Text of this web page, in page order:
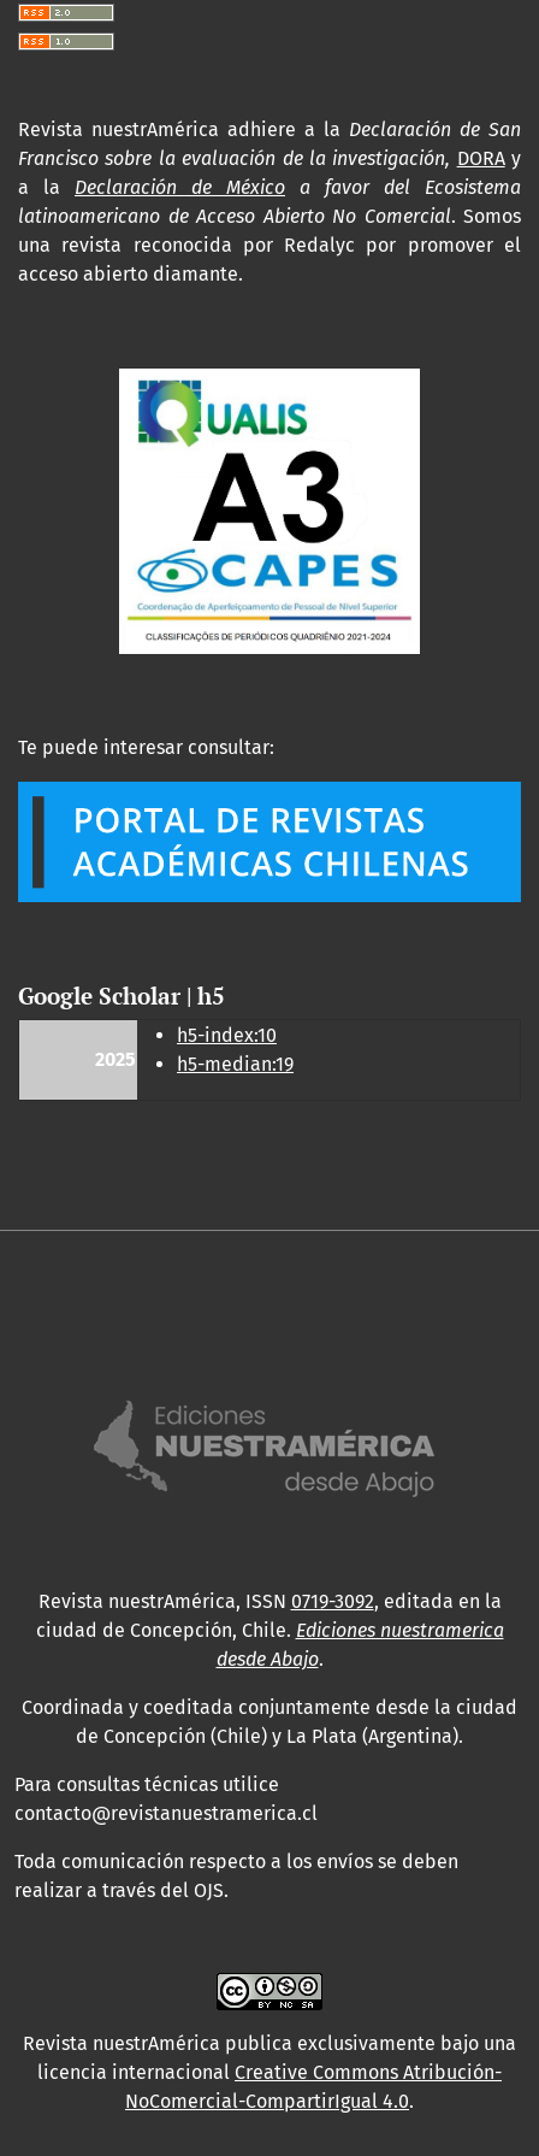
Revista nuestrAmérica adhiere a la Declaración de San
Francisco sobre la evaluación de la investigación, DORAy
a la Declaración de México a favor del Ecosistema
latinoamericano de Acceso Abierto No Comercial. Somos
una revista reconocida por Redalyc por promover el
acceso abierto diamante.
Te puede interesar consultar:
Google Scholar | h5
2025
h5-index:10
h5-median:19
Revista nuestrAmérica, ISSN 0719-3092, editada en la
ciudad de Concepción, Chile. Ediciones nuestramerica
desde Abajo.
Coordinada y coeditada conjuntamente desde la ciudad
de Concepción (Chile) y La Plata (Argentina).
Para consultas técnicas utilice
contacto@revistanuestramerica.cl
Toda comunicación respecto a los envíos se deben
realizar a través del OJS.
Revista nuestrAmérica publica exclusivamente bajo una
licencia internacional Creative Commons Atribución-
NoComercial-CompartirIgual 4.0.